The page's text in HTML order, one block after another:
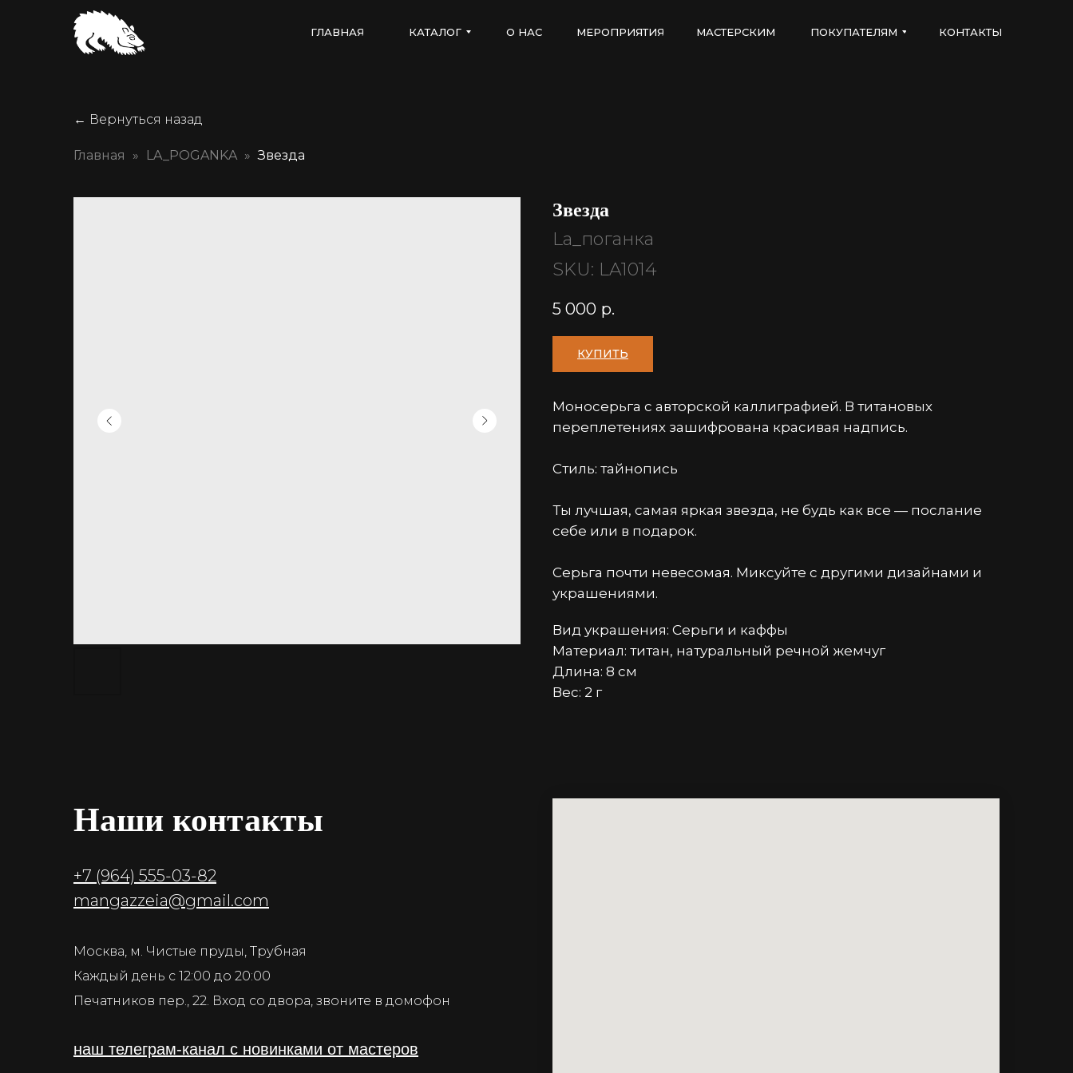
МАСТЕРСКИМ
О НАС МЕРОПРИЯТИЯ
КАТАЛОГ
ГЛАВНАЯ КОНТАКТЫ
ПОКУПАТЕЛЯМ
← Вернуться назад
Главная LA_POGANKA Звезда
Звезда
La_поганка
SKU: LA1014
5 000 р.
КУПИТЬ
Моносерьга с авторской каллиграфией. В титановых
переплетениях зашифрована красивая надпись.
Стиль: тайнопись
Ты лучшая, самая яркая звезда, не будь как все — послание
себе или в подарок.
Серьга почти невесомая. Миксуйте с другими дизайнами и
украшениями.
Вид украшения: Серьги и каффы
Материал: титан, натуральный речной жемчуг
Длина: 8 см
Вес: 2 г
Наши контакты
+7 (964) 555-03-82
mangazzeia@gmail.com
Москва, м. Чистые пруды, Трубная
Каждый день с 12:00 до 20:00
Печатников пер., 22. Вход со двора, звоните в домофон
наш телеграм-канал с новинками от мастеров